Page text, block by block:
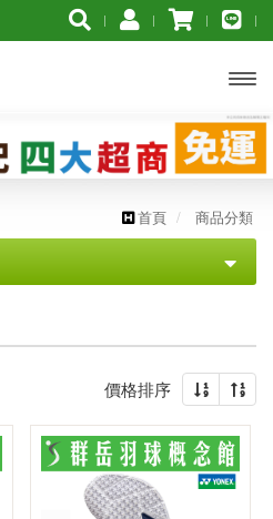
主選
首頁 商品分類
價格排序